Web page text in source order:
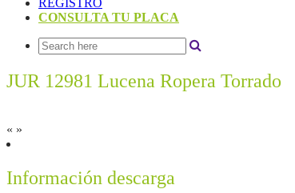
REGISTRO
CONSULTA TU PLACA
JUR 12981 Lucena Ropera Torrado
« »
Información descarga